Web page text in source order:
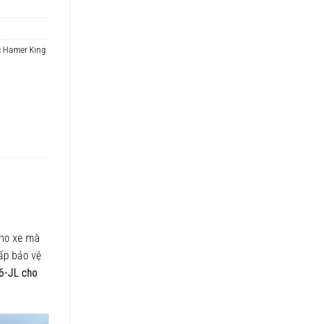
Hamer King
xe mà
bảo vệ
JL cho